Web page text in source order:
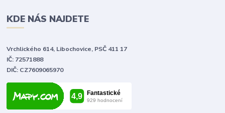
KDE NÁS NAJDETE
Vrchlického 614, Libochovice, PSČ 411 17
IČ: 72571888
DIČ: CZ7609065970